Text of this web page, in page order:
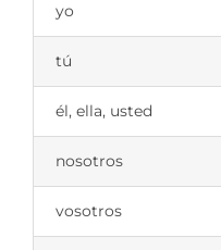
yo
tú
él, ella, usted
nosotros
vosotros